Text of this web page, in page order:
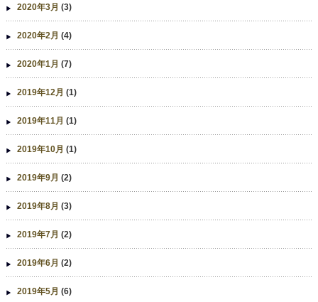
2020年3月 (3)
2020年2月 (4)
2020年1月 (7)
2019年12月 (1)
2019年11月 (1)
2019年10月 (1)
2019年9月 (2)
2019年8月 (3)
2019年7月 (2)
2019年6月 (2)
2019年5月 (6)